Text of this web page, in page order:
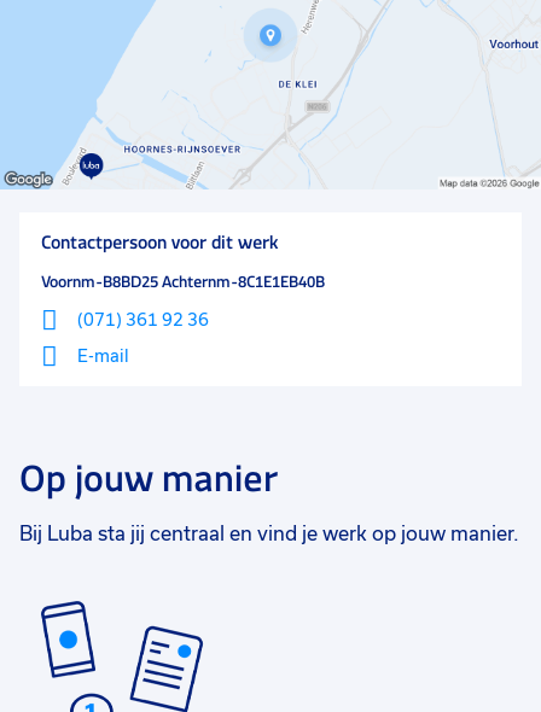
Contactpersoon voor dit werk
Voornm-B8BD25 Achternm-8C1E1EB40B
(071) 361 92 36
E-mail
Op jouw manier
Bij Luba sta jij centraal en vind je werk op jouw manier.